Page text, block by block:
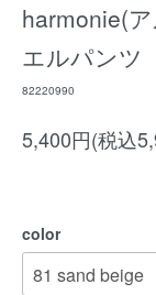
harmonie(
エルパンツ
82220990
5,400円(税込
color